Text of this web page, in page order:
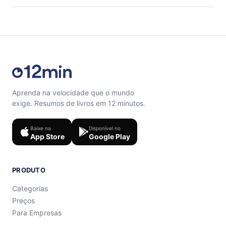
Sinta-se livre para entrar em contato por
Aprenda na velocidade que o mundo
exige. Resumos de livros em 12 minutos.
Baixe na
App Store
Disponível no
Google Play
PRODUTO
Categorias
Preços
Para Empresas